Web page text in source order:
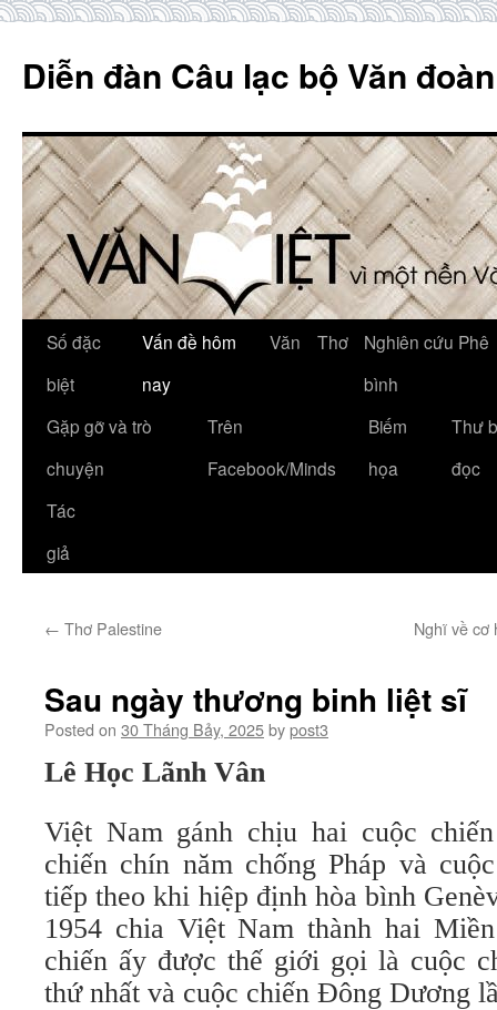
content
Diễn đàn Câu lạc bộ Văn
Số đặc
biệt
Vấn đề hôm
nay
Văn Thơ
Nghiên cứu Phê
bình
Gặp gỡ và trò
chuyện
Trên
Facebook/Minds
Biếm
họa
Thư
đọc
Tác
giả
← Thơ Palestine Nghĩ về cơ
Sau ngày thương binh liệt sĩ
Posted on 30 Tháng Bảy, 2025bypost3
Lê Học Lãnh Vân
Việt Nam gánh chịu hai cuộc
chiến chín năm chống Pháp và
tiếp theo khi hiệp định hòa bình
1954 chia Việt Nam thành hai
chiến ấy được thế giới gọi là cuộc
thứ nhất và cuộc chiến Đông Dương